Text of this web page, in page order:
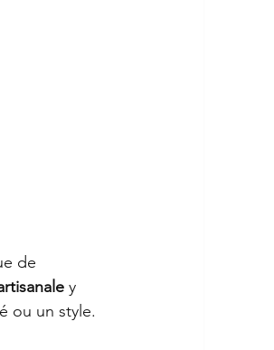
de
y
ou un style.